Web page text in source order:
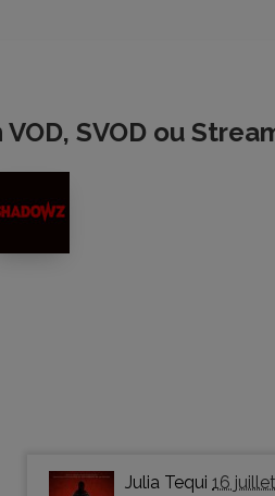
VOD, SVOD ou
Julia Tequi 16 juillet